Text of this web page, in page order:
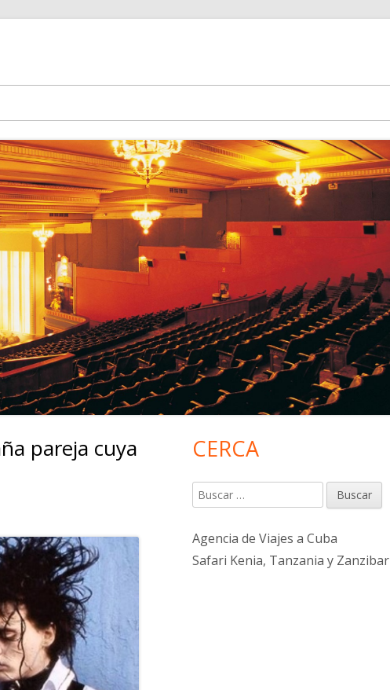
2012
pareja cuya
Barra
lateral
CERCA
Buscar:
Agencia de Viajes a Cuba
Safari Kenia, Tanzania y Zanzibar